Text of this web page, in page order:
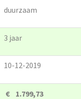
duurzaam
3 jaar
10-12-2019
€ 1.799,73